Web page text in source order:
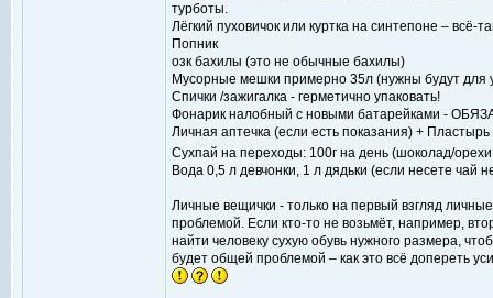
турботы.
Лёгкий пуховичок или куртка на синтепоне – всё-
Попник
озк бахилы (это не обычные бахилы)
Мусорные мешки примерно 35л (нужны будут для
Спички /зажигалка - герметично упаковать!
Фонарик налобный с новыми батарейками -
Личная аптечка (если есть показания) +
Сухпай на переходы: 100г на день (шоколад/
Вода 0,5 л девчонки, 1 л дядьки (если несете чай
Личные вещички - только на первый взгляд
проблемой. Если кто-то не возьмёт, например,
найти человеку сухую обувь нужного размера,
будет общей проблемой – как это всё допереть